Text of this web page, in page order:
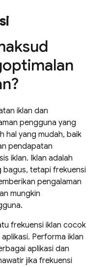
iklan dan
pengguna yang
hal yang mudah, baik
pendapatan
iklan. Iklan adalah
tetapi frekuensi
pengalaman
mungkin
frekuensi iklan cocok
Performa iklan
aplikasi dan
jika frekuensi